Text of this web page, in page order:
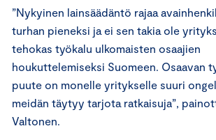
”Nykyinen lainsäädäntö rajaa
turhan pieneksi ja ei sen takia ole
tehokas työkalu ulkomaisten osaajien
houkuttelemiseksi Suomeen. Osaavan
puute on monelle yritykselle suuri
meidän täytyy tarjota ratkaisuja”,
Valtonen.